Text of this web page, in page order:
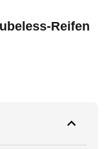
Reifen